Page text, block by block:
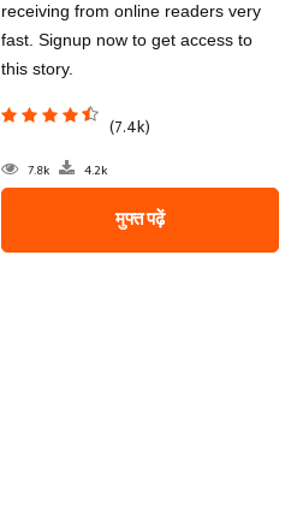
receiving from online readers very
fast. Signup now to get access to
this story.
(7.4k)
7.8k 4.2k
मुफ्त पढ़ें